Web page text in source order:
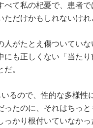
べて私の杞憂で、患者
ただけかもしれないけれ
人がたとえ傷ついてい
にも正しくない「当た
。
るので、性的な多様性
ったのに、それはちっと
っかり根付いていなかっ